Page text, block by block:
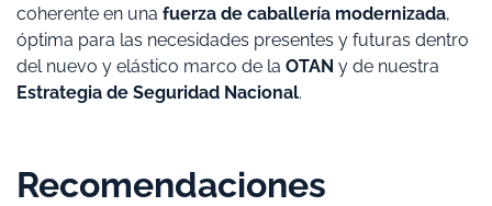
coherente en una fuerza de caballería modernizada,
óptima para las necesidades presentes y futuras dentro
del nuevo y elástico marco de la OTAN y de nuestra
Estrategia de Seguridad Nacional.
Recomendaciones